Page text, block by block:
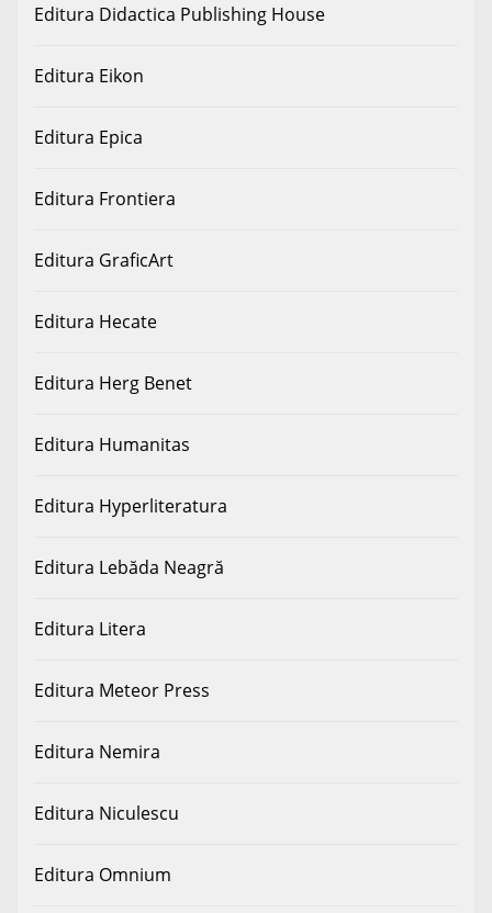
Editura Didactica Publishing House
Editura Eikon
Editura Epica
Editura Frontiera
Editura GraficArt
Editura Hecate
Editura Herg Benet
Editura Humanitas
Editura Hyperliteratura
Editura Lebăda Neagră
Editura Litera
Editura Meteor Press
Editura Nemira
Editura Niculescu
Editura Omnium